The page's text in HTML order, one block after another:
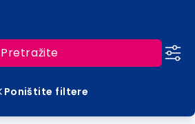
Pretražite
Poništite filtere